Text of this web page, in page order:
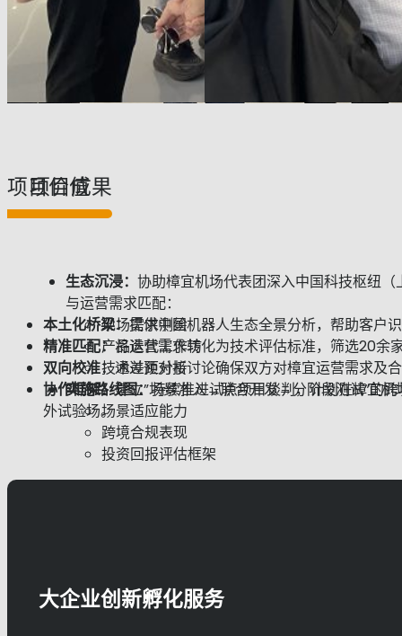
项目价值
本土化桥梁：提供中国机器人生态全景分析，帮助客户
精准匹配：将运营需求转化为技术评估标准，筛选20余
双向校准：通过预对接讨论确保双方对樟宜运营需求及
协作框架：建立”场景准入→联合开发→分阶段测试”的跨
外试验场。
项目成果
生态沉浸： 协助樟宜机场代表团深入中国科技枢纽
与运营需求匹配：
现场需求测绘
产品迭代工作坊
技术差距分析
实施路线图：持续推进试点项目谈判，计划在樟宜
场景适应能力
跨境合规表现
投资回报评估框架
大企业创新孵化服务